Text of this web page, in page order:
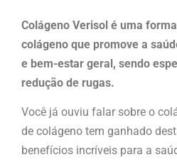
Colágeno Verisol é uma
colágeno que promove a
e bem-estar geral, sendo
redução de rugas.
Você já ouviu falar sobre o
de colágeno tem ganhado
benefícios incríveis para a